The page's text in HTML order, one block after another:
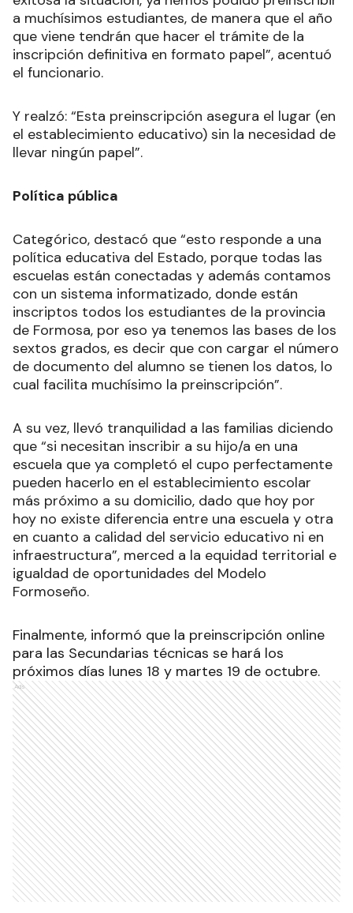
a muchísimos estudiantes, de manera que el año
que viene tendrán que hacer el trámite de la
inscripción definitiva en formato papel”, acentuó
el funcionario.
Y realzó: “Esta preinscripción asegura el lugar (en
el establecimiento educativo) sin la necesidad de
llevar ningún papel”.
Política pública
Categórico, destacó que “esto responde a una
política educativa del Estado, porque todas las
escuelas están conectadas y además contamos
con un sistema informatizado, donde están
inscriptos todos los estudiantes de la provincia
de Formosa, por eso ya tenemos las bases de los
sextos grados, es decir que con cargar el número
de documento del alumno se tienen los datos, lo
cual facilita muchísimo la preinscripción”.
A su vez, llevó tranquilidad a las familias diciendo
que “si necesitan inscribir a su hijo/a en una
escuela que ya completó el cupo perfectamente
pueden hacerlo en el establecimiento escolar
más próximo a su domicilio, dado que hoy por
hoy no existe diferencia entre una escuela y otra
en cuanto a calidad del servicio educativo ni en
infraestructura”, merced a la equidad territorial e
igualdad de oportunidades del Modelo
Formoseño.
Finalmente, informó que la preinscripción online
para las Secundarias técnicas se hará los
próximos días lunes 18 y martes 19 de octubre.
Ads